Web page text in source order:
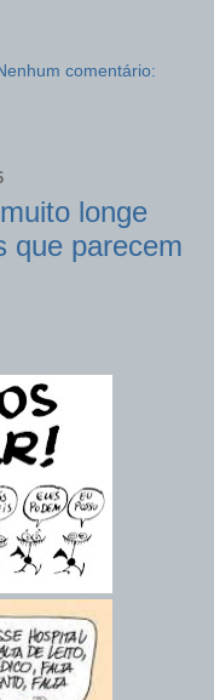
comentário:
longe
que parecem